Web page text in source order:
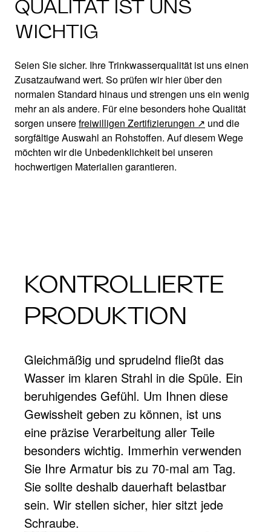
QUALITÄT IST UNS
WICHTIG
Seien Sie sicher. Ihre Trinkwasserqualität ist uns einen
Zusatzaufwand wert. So prüfen wir hier über den
normalen Standard hinaus und strengen uns ein wenig
mehr an als andere. Für eine besonders hohe Qualität
sorgen unserefreiwilligen Zertifizierungen
und die
sorgfältige Auswahl an Rohstoffen. Auf diesem Wege
möchten wir die Unbedenklichkeit bei unseren
hochwertigen Materialien garantieren.
KONTROLLIERTE
PRODUKTION
Gleichmäßig und sprudelnd fließt das
Wasser im klaren Strahl in die Spüle. Ein
beruhigendes Gefühl. Um Ihnen diese
Gewissheit geben zu können, ist uns
eine präzise Verarbeitung aller Teile
besonders wichtig. Immerhin verwenden
Sie Ihre Armatur bis zu 70-mal am Tag.
Sie sollte deshalb dauerhaft belastbar
sein. Wir stellen sicher, hier sitzt jede
Schraube.